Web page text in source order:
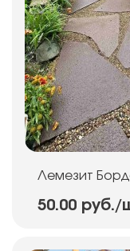
Лемезит
50.00 руб./